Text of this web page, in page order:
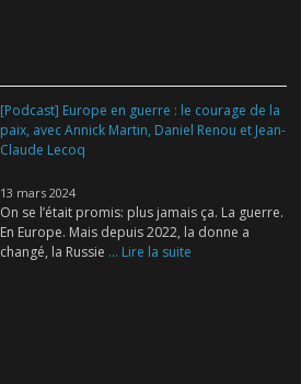
[Podcast] Europe en guerre : le courage de la
paix, avec Annick Martin, Daniel Renou et Jean-
Claude Lecoq
13 mars 2024
On se l’était promis: plus jamais ça. La guerre.
En Europe. Mais depuis 2022, la donne a
changé, la Russie ... Lire la suite